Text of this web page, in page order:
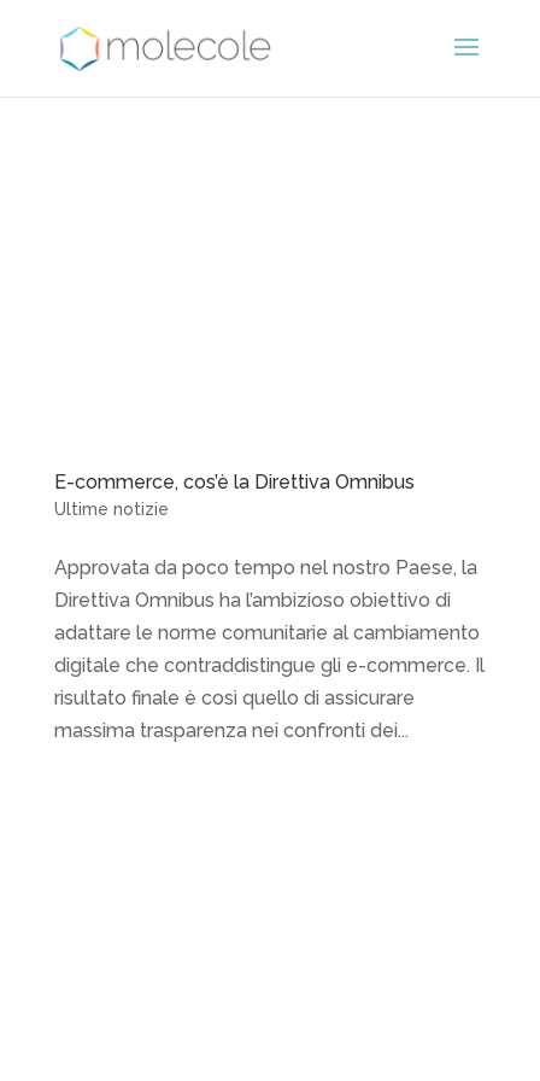
E-commerce, cos’è la Direttiva Omnibus
Ultime notizie
Approvata da poco tempo nel nostro Paese, la
Direttiva Omnibus ha l’ambizioso obiettivo di
adattare le norme comunitarie al cambiamento
digitale che contraddistingue gli e-commerce. Il
risultato finale è così quello di assicurare
massima trasparenza nei confronti dei...